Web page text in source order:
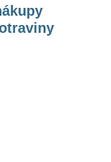
pouze o
s vládními
předních